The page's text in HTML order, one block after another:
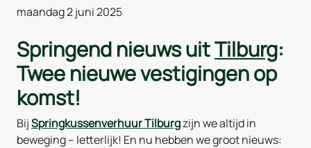
maandag 2 juni 2025
Springend nieuws uitTilburg:
Twee nieuwe vestigingen op
komst!
BijSpringkussenverhuur Tilburgzijn we altijd in
beweging – letterlijk! En nu hebben we groot nieuws: